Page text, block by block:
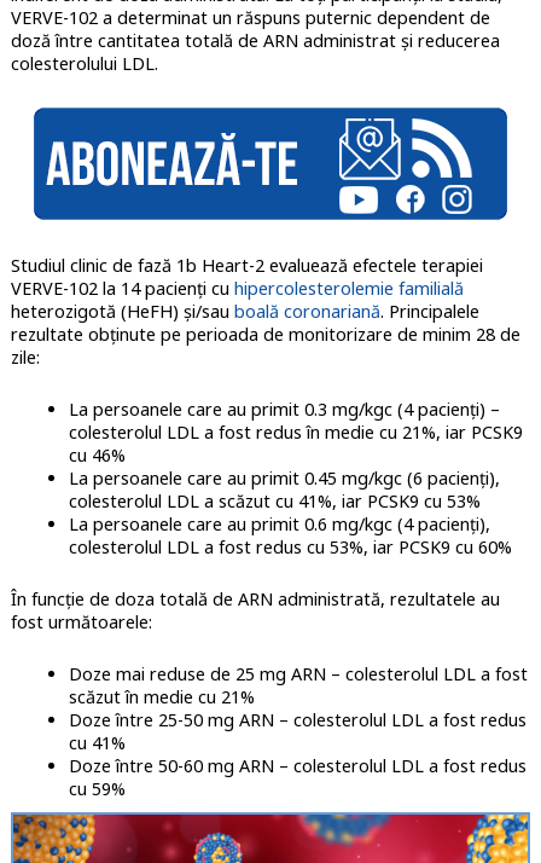
VERVE-102 a determinat un răspuns puternic dependent de
doză între cantitatea totală de ARN administrat și reducerea
colesterolului LDL.
Studiul clinic de fază 1b Heart-2 evaluează efectele terapiei
VERVE-102 la 14 pacienți cu hipercolesterolemie familială
heterozigotă (HeFH) și/sau boală coronariană. Principalele
rezultate obținute pe perioada de monitorizare de minim 28 de
zile:
La persoanele care au primit 0.3 mg/kgc (4 pacienți) –
colesterolul LDL a fost redus în medie cu 21%, iar PCSK9
cu 46%
La persoanele care au primit 0.45 mg/kgc (6 pacienți),
colesterolul LDL a scăzut cu 41%, iar PCSK9 cu 53%
La persoanele care au primit 0.6 mg/kgc (4 pacienți),
colesterolul LDL a fost redus cu 53%, iar PCSK9 cu 60%
În funcție de doza totală de ARN administrată, rezultatele au
fost următoarele:
Doze mai reduse de 25 mg ARN – colesterolul LDL a fost
scăzut în medie cu 21%
Doze între 25-50 mg ARN – colesterolul LDL a fost redus
cu 41%
Doze între 50-60 mg ARN – colesterolul LDL a fost redus
cu 59%